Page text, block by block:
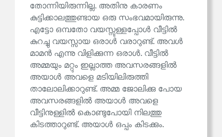
തോന്നിയിരുന്നില്ല. അതിനു കാരണം
കുട്ടിക്കാലത്തുണ്ടായ ഒരു സംഭവമായിരുന്നു.
എട്ടോ ഒമ്പതോ വയസ്സുള്ളപ്പോൾ വീട്ടിൽ
കുറച്ചു വയസ്സായ ഒരാൾ വരാറുണ്ട്. അവൾ
മാമൻ എന്നു വിളിക്കുന്ന ഒരാൾ. വീട്ടിൽ
അമ്മയും മറ്റും ഇല്ലാത്ത അവസരങ്ങളിൽ
അയാൾ അവളെ മടിയിലിരുത്തി
താലോലിക്കാറുണ്ട്. അമ്മ ജോലിക്കു പോയ
അവസരങ്ങളിൽ അയാൾ അവളെ
വീട്ടിനുള്ളിൽ കൊണ്ടുപോയി നിലത്തു
കിടത്താറുണ്ട്. അയാൾ ഒപ്പം കിടക്കും.